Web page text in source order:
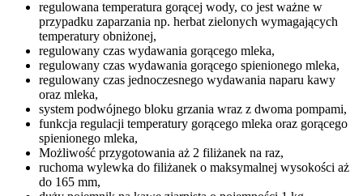
regulowana temperatura gorącej wody, co jest ważne w
przypadku zaparzania np. herbat zielonych wymagających
temperatury obniżonej,
regulowany czas wydawania gorącego mleka,
regulowany czas wydawania gorącego spienionego mleka,
regulowany czas jednoczesnego wydawania naparu kawy
oraz mleka,
system podwójnego bloku grzania wraz z dwoma pompami,
funkcja regulacji temperatury gorącego mleka oraz gorącego
spienionego mleka,
Możliwość przygotowania aż 2 filiżanek na raz,
ruchoma wylewka do filiżanek o maksymalnej wysokości aż
do 165 mm,